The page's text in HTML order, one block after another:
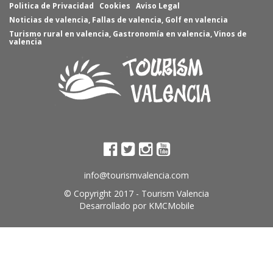
Politica de Privacidad Cookies Aviso Legal
Noticias de valencia, Fallas de valencia, Golf en valencia
Turismo rural en valencia, Gastronomía en valencia,Vinos de
valencia
info@tourismvalencia.com
© Copyright 2017 - Tourism Valencia
Desarrollado por KMCMobile